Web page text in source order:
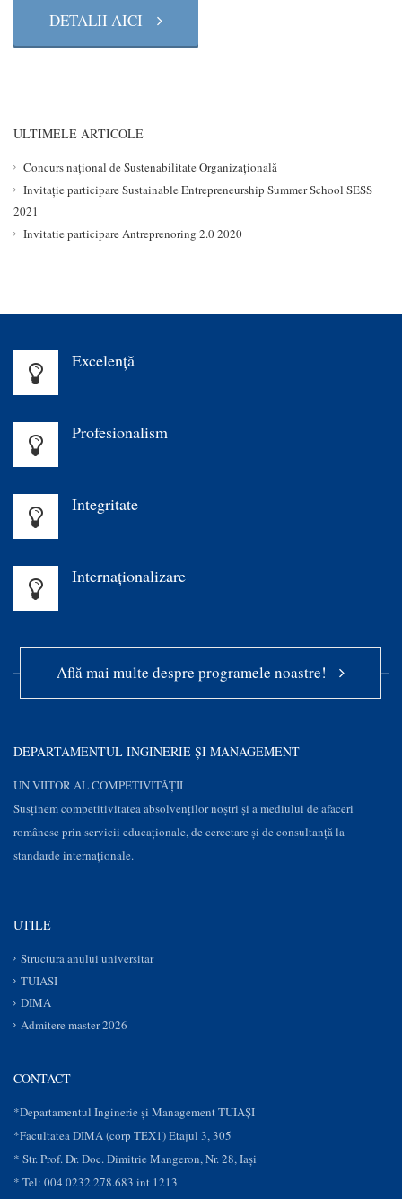
DETALII AICI
ULTIMELE ARTICOLE
Concurs național de Sustenabilitate Organizațională
Invitație participare Sustainable Entrepreneurship Summer School SESS
2021
Invitatie participare Antreprenoring 2.0 2020
Excelenţă
Profesionalism
Integritate
Internaționalizare
Află mai multe despre programele noastre!
DEPARTAMENTUL INGINERIE ȘI MANAGEMENT
UN VIITOR AL COMPETIVITĂȚII
Susţinem competitivitatea absolvenților noștri și a mediului de afaceri
românesc prin servicii educaţionale, de cercetare şi de consultanţă la
standarde internaționale.
UTILE
Structura anului universitar
TUIASI
DIMA
Admitere master 2026
CONTACT
*Departamentul Inginerie și Management TUIAȘI
*Facultatea DIMA (corp TEX1) Etajul 3, 305
* Str. Prof. Dr. Doc. Dimitrie Mangeron, Nr. 28, Iaşi
* Tel: 004 0232.278.683 int 1213